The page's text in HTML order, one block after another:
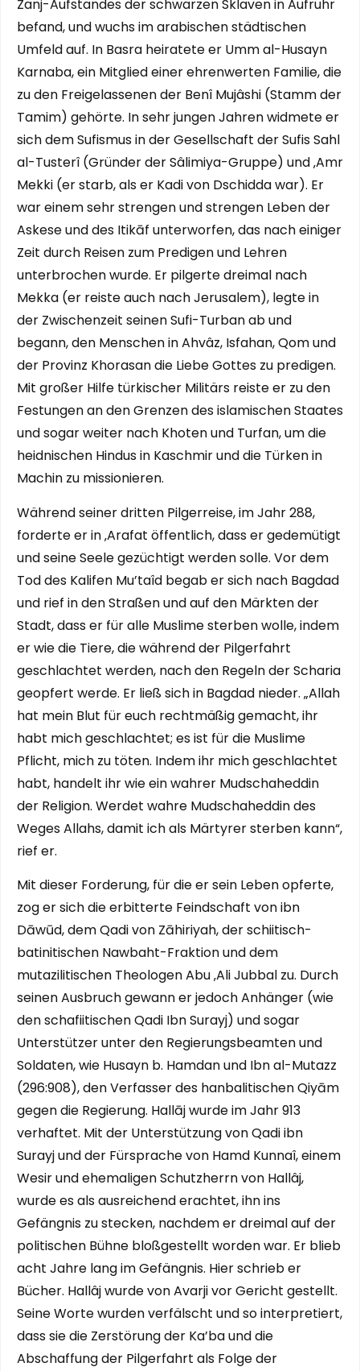
Zanj-Aufstandes der schwarzen Sklaven in Aufruhr
befand, und wuchs im arabischen städtischen
Umfeld auf. In Basra heiratete er Umm al-Husayn
Karnaba, ein Mitglied einer ehrenwerten Familie, die
zu den Freigelassenen der Benî Mujâshi (Stamm der
Tamim) gehörte. In sehr jungen Jahren widmete er
sich dem Sufismus in der Gesellschaft der Sufis Sahl
al-Tusterî (Gründer der Sâlimiya-Gruppe) und ‚Amr
Mekki (er starb, als er Kadi von Dschidda war). Er
war einem sehr strengen und strengen Leben der
Askese und des Itikāf unterworfen, das nach einiger
Zeit durch Reisen zum Predigen und Lehren
unterbrochen wurde. Er pilgerte dreimal nach
Mekka (er reiste auch nach Jerusalem), legte in
der Zwischenzeit seinen Sufi-Turban ab und
begann, den Menschen in Ahvâz, Isfahan, Qom und
der Provinz Khorasan die Liebe Gottes zu predigen.
Mit großer Hilfe türkischer Militärs reiste er zu den
Festungen an den Grenzen des islamischen Staates
und sogar weiter nach Khoten und Turfan, um die
heidnischen Hindus in Kaschmir und die Türken in
Machin zu missionieren.
Während seiner dritten Pilgerreise, im Jahr 288,
forderte er in ‚Arafat öffentlich, dass er gedemütigt
und seine Seele gezüchtigt werden solle. Vor dem
Tod des Kalifen Mu’taîd begab er sich nach Bagdad
und rief in den Straßen und auf den Märkten der
Stadt, dass er für alle Muslime sterben wolle, indem
er wie die Tiere, die während der Pilgerfahrt
geschlachtet werden, nach den Regeln der Scharia
geopfert werde. Er ließ sich in Bagdad nieder. „Allah
hat mein Blut für euch rechtmäßig gemacht, ihr
habt mich geschlachtet; es ist für die Muslime
Pflicht, mich zu töten. Indem ihr mich geschlachtet
habt, handelt ihr wie ein wahrer Mudschaheddin
der Religion. Werdet wahre Mudschaheddin des
Weges Allahs, damit ich als Märtyrer sterben kann“,
rief er.
Mit dieser Forderung, für die er sein Leben opferte,
zog er sich die erbitterte Feindschaft von ibn
Dāwūd, dem Qadi von Zāhiriyah, der schiitisch-
batinitischen Nawbaht-Fraktion und dem
mutazilitischen Theologen Abu ‚Ali Jubbal zu. Durch
seinen Ausbruch gewann er jedoch Anhänger (wie
den schafiitischen Qadi Ibn Surayj) und sogar
Unterstützer unter den Regierungsbeamten und
Soldaten, wie Husayn b. Hamdan und Ibn al-Mutazz
(296:908), den Verfasser des hanbalitischen Qiyām
gegen die Regierung. Hallāj wurde im Jahr 913
verhaftet. Mit der Unterstützung von Qadi ibn
Surayj und der Fürsprache von Hamd Kunnaî, einem
Wesir und ehemaligen Schutzherrn von Hallâj,
wurde es als ausreichend erachtet, ihn ins
Gefängnis zu stecken, nachdem er dreimal auf der
politischen Bühne bloßgestellt worden war. Er blieb
acht Jahre lang im Gefängnis. Hier schrieb er
Bücher. Hallâj wurde von Avarji vor Gericht gestellt.
Seine Worte wurden verfälscht und so interpretiert,
dass sie die Zerstörung der Ka’ba und die
Abschaffung der Pilgerfahrt als Folge der